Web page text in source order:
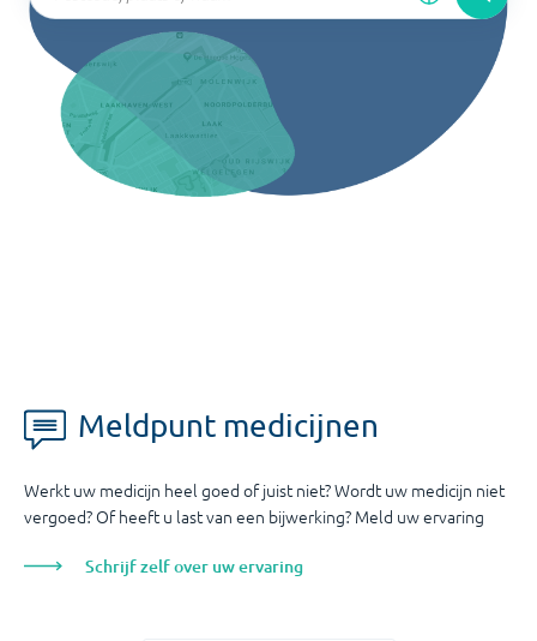
Meldpunt medicijnen
Werkt uw medicijn heel goed of juist niet? Wordt uw medicijn niet
vergoed? Of heeft u last van een bijwerking? Meld uw ervaring
Schrijf zelf over uw ervaring